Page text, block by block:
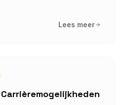
Lees meer